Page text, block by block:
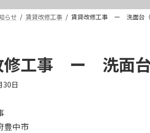
らせ 賃貸改修工事 賃貸改修工事 ー 洗面台（
修工事 ー 洗面台
30日
中市